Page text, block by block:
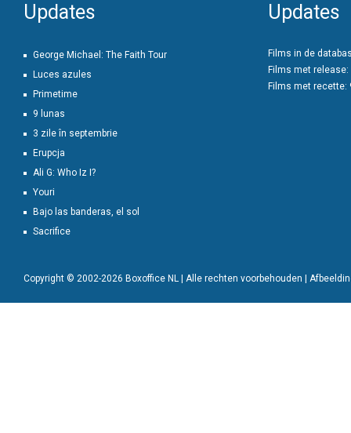
Updates
George Michael: The Faith Tour
Luces azules
Primetime
9 lunas
3 zile în septembrie
Erupcja
Ali G: Who Iz I?
Youri
Bajo las banderas, el sol
Sacrifice
Updates
Films in de
Films met release:
Films met recette:
Copyright © 2002-2026 Boxoffice NL | Alle rechten voorbehouden |